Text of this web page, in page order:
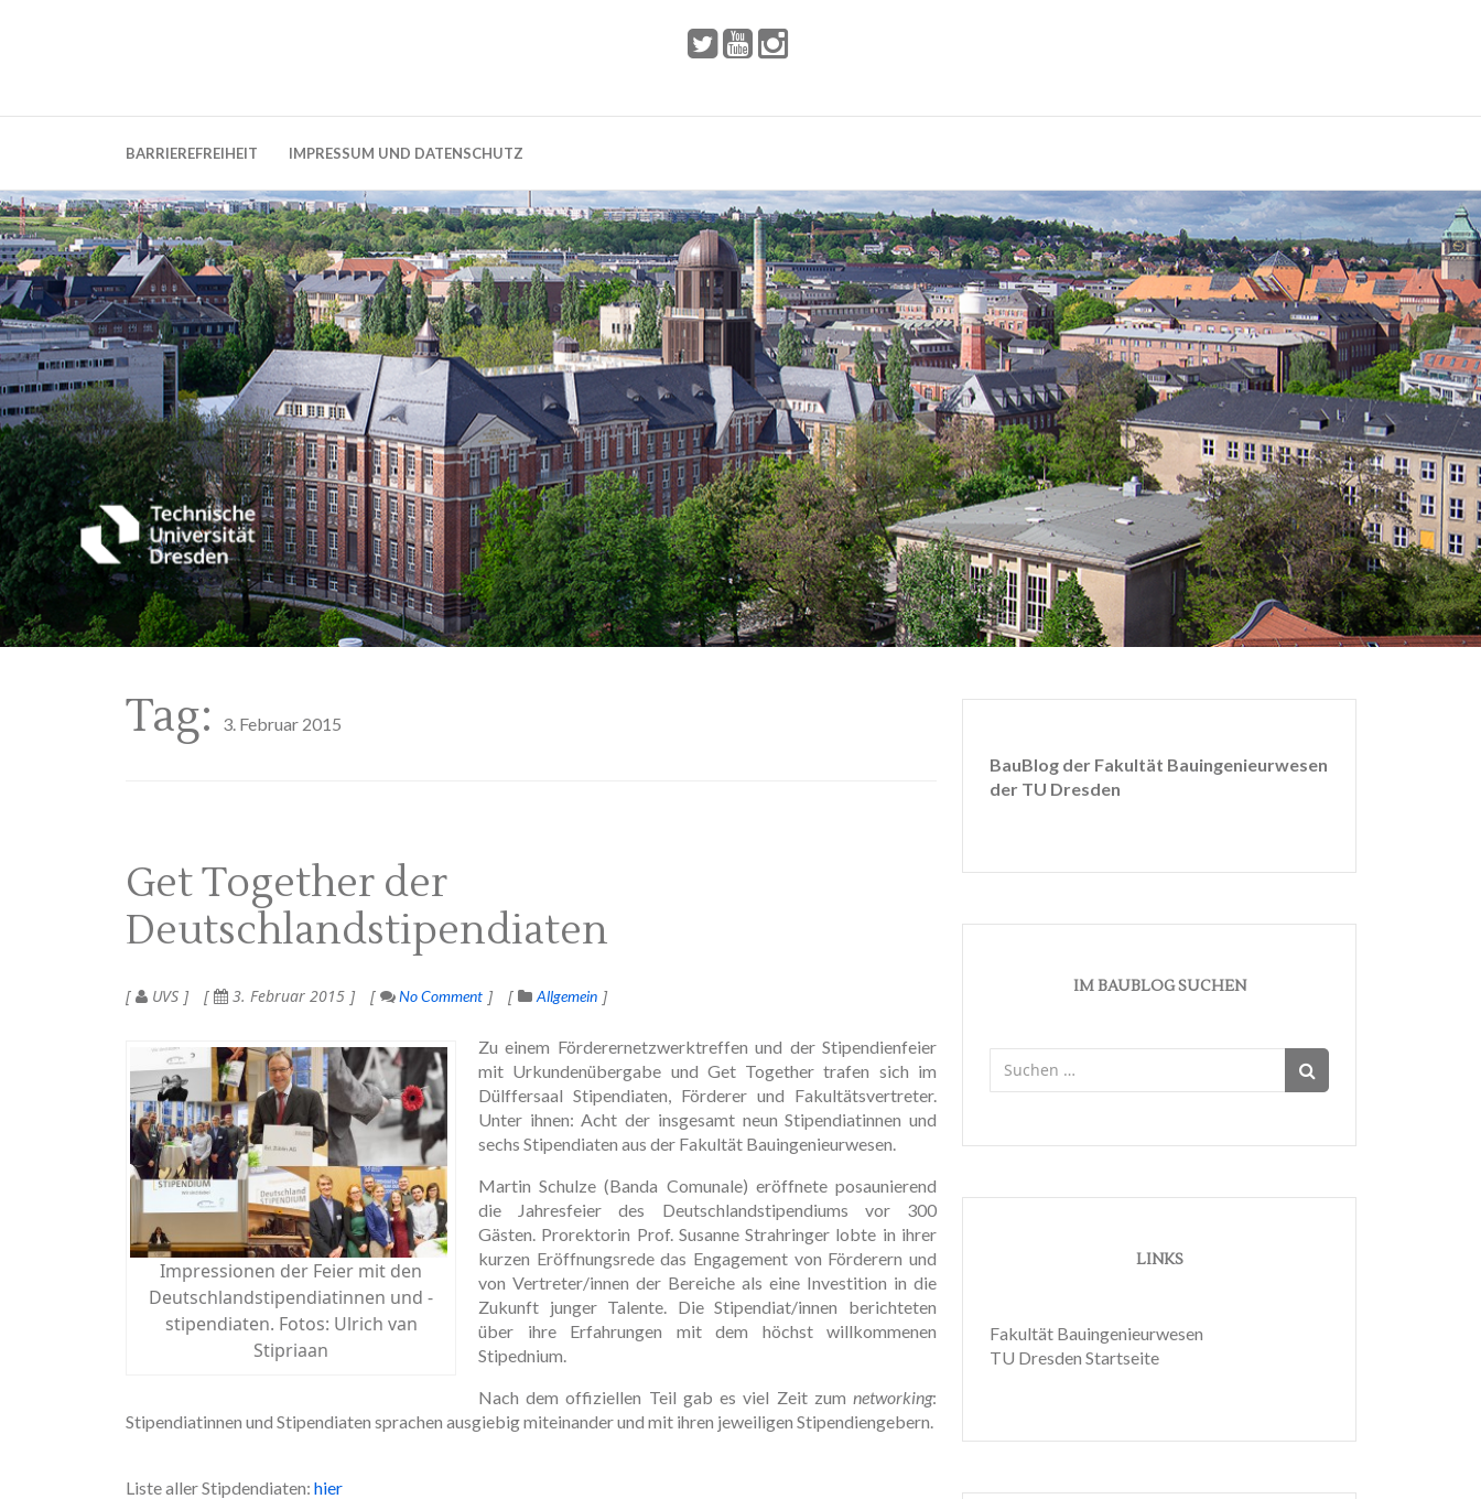
BARRIEREFREIHEIT IMPRESSUM UND DATENSCHUTZ
Tag: 3. Februar 2015
Get Together der
Deutschlandstipendiaten
UVS 3. Februar 2015 No Comment Allgemein
Impressionen der Feier mit den
Deutschlandstipendiatinnen und -
stipendiaten. Fotos: Ulrich van
Stipriaan
Zu einem Förderernetzwerktreffen und der Stipendienfeier
mit Urkundenübergabe und Get Together trafen sich im
Dülffersaal Stipendiaten, Förderer und Fakultätsvertreter.
Unter ihnen: Acht der insgesamt neun Stipendiatinnen und
sechs Stipendiaten aus der Fakultät Bauingenieurwesen.
Martin Schulze (Banda Comunale) eröffnete posaunierend
die Jahresfeier des Deutschlandstipendiums vor 300
Gästen. Prorektorin Prof. Susanne Strahringer lobte in ihrer
kurzen Eröffnungsrede das Engagement von Förderern und
von Vertreter/innen der Bereiche als eine Investition in die
Zukunft junger Talente. Die Stipendiat/innen berichteten
über ihre Erfahrungen mit dem höchst willkommenen
Stipednium.
Nach dem offiziellen Teil gab es viel Zeit zum networking:
Stipendiatinnen und Stipendiaten sprachen ausgiebig miteinander und mit ihren jeweiligen Stipendiengebern.
Liste aller Stipdendiaten: hier
BauBlog der Fakultät Bauingenieurwesen
der TU Dresden
IM BAUBLOG SUCHEN
nach:
LINKS
Fakultät Bauingenieurwesen
TU Dresden Startseite